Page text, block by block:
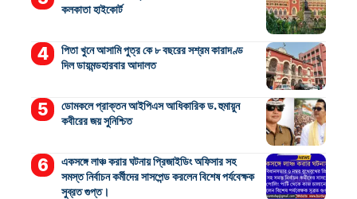
কলকাতা হাইকোর্ট
পিতা খুনে আসামি পুত্র কে ৮ বছরের সশ্রম কারাদণ্ড
দিল ডায়মন্ডহারবার আদালত
ডোমকলে প্রাক্তন আইপিএস আধিকারিক ড. হুমায়ুন
কবীরের জয় সুনিশ্চিত
একসঙ্গে লাঞ্চ করার ঘটনায় প্রিজাইডিং অফিসার সহ
সমস্ত নির্বাচন কর্মীদের সাসপেন্ড করলেন বিশেষ পর্যবেক্ষক
সুব্রত গুপ্ত।